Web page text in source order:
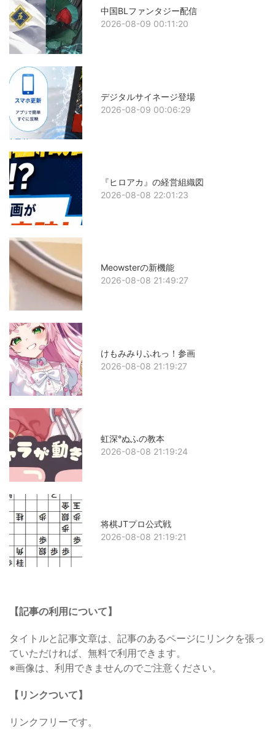
中国BLファンタジー配信
2026-08-09 00:11:20
デジタルサイネージ登場
2026-08-09 00:06:29
『ヒロアカ』の経営組織図
2026-08-08 22:01:23
Meowsterの新機能
2026-08-08 21:49:27
けもみみりふれっ！参画
2026-08-08 21:19:27
虹深°ぬふの教本
2026-08-08 21:19:24
将棋JTプロ公式戦
2026-08-08 21:19:21
【記事の利用について】
タイトルと記事文章は、記事のあるページにリンクを張っ
ていただければ、無料で利用できます。
※画像は、利用できませんのでご注意ください。
【リンクついて】
リンクフリーです。